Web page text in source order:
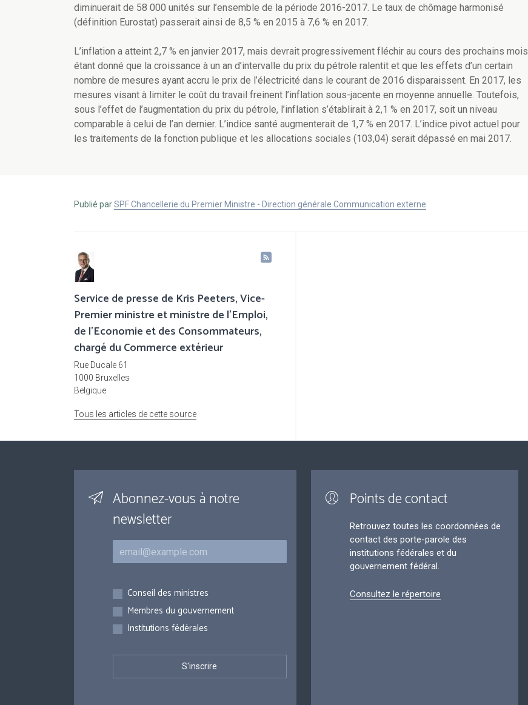
diminuerait de 58 000 unités sur l’ensemble de la période 2016-2017. Le taux de chômage harmonisé
(définition Eurostat) passerait ainsi de 8,5 % en 2015 à 7,6 % en 2017.
L’inflation a atteint 2,7 % en janvier 2017, mais devrait progressivement fléchir au cours des prochains mois
étant donné que la croissance à un an d’intervalle du prix du pétrole ralentit et que les effets d’un certain
nombre de mesures ayant accru le prix de l’électricité dans le courant de 2016 disparaissent. En 2017, les
mesures visant à limiter le coût du travail freinent l’inflation sous-jacente en moyenne annuelle. Toutefois,
sous l’effet de l’augmentation du prix du pétrole, l’inflation s’établirait à 2,1 % en 2017, soit un niveau
comparable à celui de l’an dernier. L’indice santé augmenterait de 1,7 % en 2017. L’indice pivot actuel pour
les traitements de la fonction publique et les allocations sociales (103,04) serait dépassé en mai 2017.
Publié parSPF Chancellerie du Premier Ministre - Direction générale Communication externe
Service de presse de Kris Peeters, Vice-
Premier ministre et ministre de l'Emploi,
de l'Economie et des Consommateurs,
chargé du Commerce extérieur
Rue Ducale 61
1000 Bruxelles
Belgique
Tous les articles de cette source
Abonnez-vous à notre
newsletter
Courriel
Inscriptions
Conseil des ministres
Membres du gouvernement
Institutions fédérales
Points de contact
Retrouvez toutes les coordonnées de
contact des porte-parole des
institutions fédérales et du
gouvernement fédéral.
Consultez le répertoire